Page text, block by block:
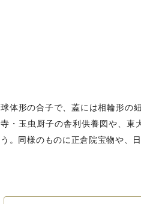
球体形の合子で、蓋には相輪形の
寺・玉虫厨子の舎利供養図や、東
う。同様のものに正倉院宝物や、